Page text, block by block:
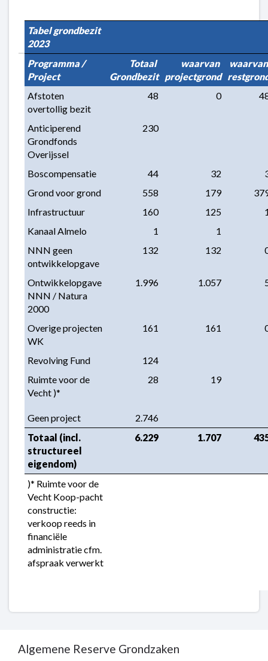
Tabel grondbezit
2023
Programma /
Project
Totaal
Grondbezit
waarvan
projectgrond
waarvan
Afstoten
overtollig bezit
48 0
Anticiperend
Grondfonds
Overijssel
230
Boscompensatie 44 32
Grond voor grond
558 179
Infrastructuur
160 125
Kanaal Almelo
1
1
NNN geen
ontwikkelopgave
132 132
Ontwikkelopgave
NNN / Natura
2000
1.996 1.057
Overige projecten
WK
161 161
Revolving Fund
124
Ruimte voor de
Vecht )*
28 19
Geen project
2.746
Totaal (incl.
structureel
eigendom)
6.229 1.707
)* Ruimte voor de
Vecht Koop-pacht
constructie:
verkoop reeds in
financiële
administratie cfm.
afspraak verwerkt
Algemene Reserve Grondzaken